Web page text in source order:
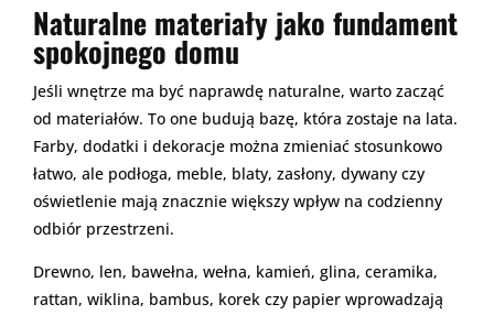
Naturalne materiały jako fundament
spokojnego domu
Jeśli wnętrze ma być naprawdę naturalne, warto zacząć
od materiałów. To one budują bazę, która zostaje na lata.
Farby, dodatki i dekoracje można zmieniać stosunkowo
łatwo, ale podłoga, meble, blaty, zasłony, dywany czy
oświetlenie mają znacznie większy wpływ na codzienny
odbiór przestrzeni.
Drewno, len, bawełna, wełna, kamień, glina, ceramika,
rattan, wiklina, bambus, korek czy papier wprowadzają